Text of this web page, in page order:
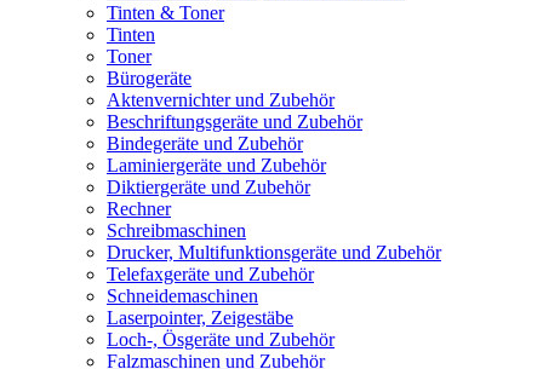
Tinten & Toner
Tinten
Toner
Bürogeräte
Aktenvernichter und Zubehör
Beschriftungsgeräte und Zubehör
Bindegeräte und Zubehör
Laminiergeräte und Zubehör
Diktiergeräte und Zubehör
Rechner
Schreibmaschinen
Drucker, Multifunktionsgeräte und Zubehör
Telefaxgeräte und Zubehör
Schneidemaschinen
Laserpointer, Zeigestäbe
Loch-, Ösgeräte und Zubehör
Falzmaschinen und Zubehör